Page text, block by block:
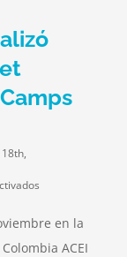
se
realizó
en la
ACEI